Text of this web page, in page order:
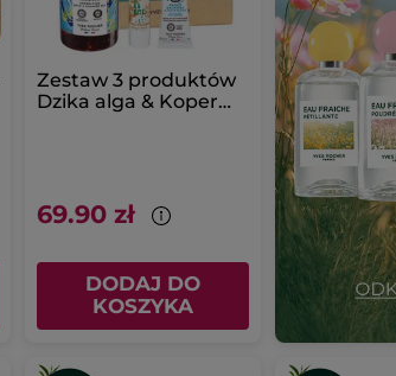
Zestaw 3 produktów
Dzika alga & Koper
69.90 zł
DODAJ DO
KOSZYKA